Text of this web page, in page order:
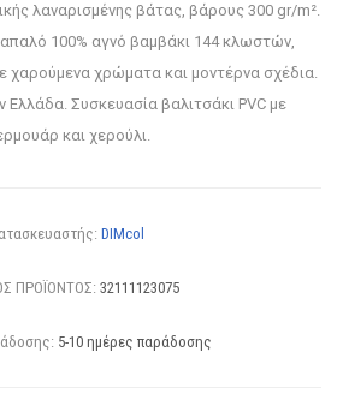
λαναρισμένης βάτας, βάρους 300 gr/m².
100% αγνό βαμβάκι 144 κλωστών,
χαρούμενα χρώματα και μοντέρνα σχέδια.
Ελλάδα. Συσκευασία βαλιτσάκι PVC με
και χερούλι.
DIMcol
ΠΡΟΪΟΝΤΟΣ: 32111123075
5-10 ημέρες παράδοσης